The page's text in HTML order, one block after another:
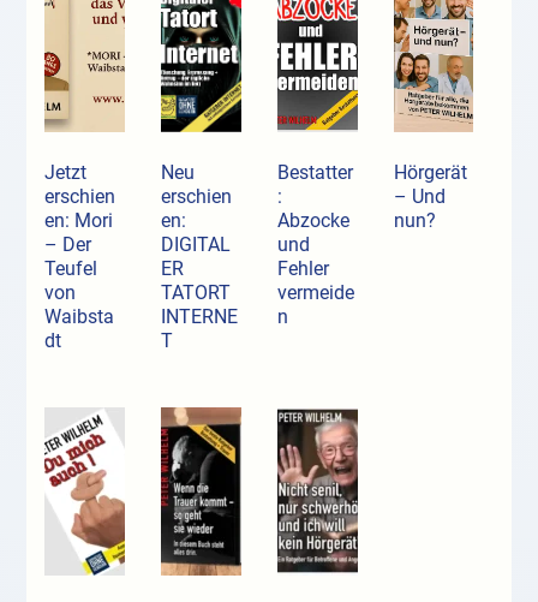
Jetzt
erschien
en: Mori
– Der
Teufel
von
Waibsta
dt
Neu
erschien
en:
DIGITAL
ER
TATORT
INTERNE
T
Bestatter
:
Abzocke
und
Fehler
vermeide
n
Hörgerät
– Und
nun?